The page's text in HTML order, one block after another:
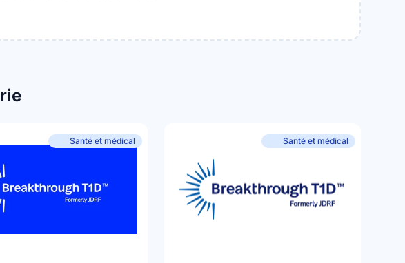
Santé et médical Santé et médical